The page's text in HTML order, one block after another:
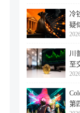
冷
疑
币
川
至
比
第